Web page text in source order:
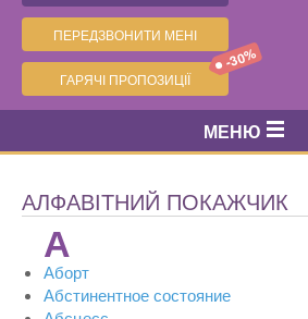
ПЕРЕДЗВОНИТИ МЕНІ
ГАРЯЧІ ПРОПОЗИЦІЇ
-30%
МЕНЮ
АЛФАВІТНИЙ ПОКАЖЧИК
А
Аборт
Абстинентное состояние